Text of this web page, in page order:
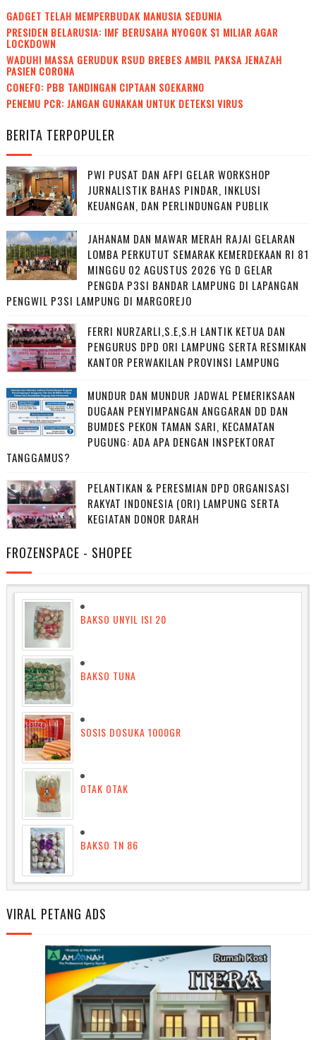
GADGET TELAH MEMPERBUDAK MANUSIA SEDUNIA
PRESIDEN BELARUSIA: IMF BERUSAHA NYOGOK $1 MILIAR AGAR
LOCKDOWN
WADUH! MASSA GERUDUK RSUD BREBES AMBIL PAKSA JENAZAH
PASIEN CORONA
CONEFO: PBB TANDINGAN CIPTAAN SOEKARNO
PENEMU PCR: JANGAN GUNAKAN UNTUK DETEKSI VIRUS
BERITA TERPOPULER
PWI PUSAT DAN AFPI GELAR WORKSHOP
JURNALISTIK BAHAS PINDAR, INKLUSI
KEUANGAN, DAN PERLINDUNGAN PUBLIK
JAHANAM DAN MAWAR MERAH RAJAI GELARAN
LOMBA PERKUTUT SEMARAK KEMERDEKAAN RI 81
MINGGU 02 AGUSTUS 2026 YG D GELAR
PENGDA P3SI BANDAR LAMPUNG DI LAPANGAN
PENGWIL P3SI LAMPUNG DI MARGOREJO
FERRI NURZARLI,S.E,S.H LANTIK KETUA DAN
PENGURUS DPD ORI LAMPUNG SERTA RESMIKAN
KANTOR PERWAKILAN PROVINSI LAMPUNG
MUNDUR DAN MUNDUR JADWAL PEMERIKSAAN
DUGAAN PENYIMPANGAN ANGGARAN DD DAN
BUMDES PEKON TAMAN SARI, KECAMATAN
PUGUNG: ADA APA DENGAN INSPEKTORAT
TANGGAMUS?
PELANTIKAN & PERESMIAN DPD ORGANISASI
RAKYAT INDONESIA (ORI) LAMPUNG SERTA
KEGIATAN DONOR DARAH
FROZENSPACE - SHOPEE
BAKSO UNYIL ISI 20
BAKSO TUNA
SOSIS DOSUKA 1000GR
OTAK OTAK
BAKSO TN 86
VIRAL PETANG ADS